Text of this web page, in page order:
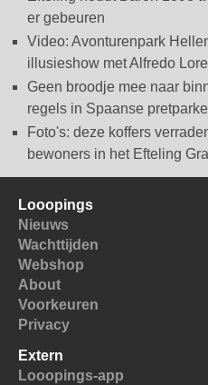
er gebeuren
Video: Avonturenpark
illusieshow met Alfredo
Geen broodje mee naar
regels in Spaanse
Foto's: deze koffers
bewoners in het Efteling
Looopings
Nieuws
Wachttijden
Webshop
About
Voorkeuren
Privacy
Extern
Looopings-app